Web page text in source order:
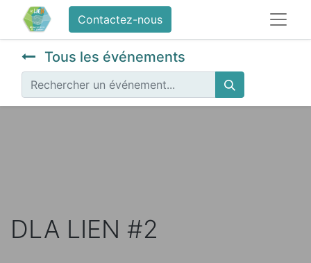
Contactez-nous
Tous les événements
DLA LIEN #2